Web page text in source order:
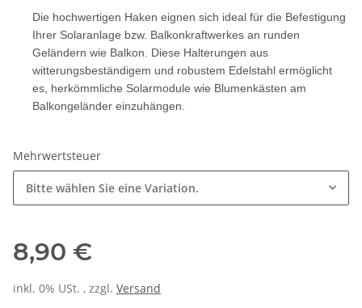
Die hochwertigen Haken eignen sich ideal für die Befestigung
Ihrer Solaranlage bzw. Balkonkraftwerkes an runden
Geländern wie Balkon. Diese Halterungen aus
witterungsbeständigem und robustem Edelstahl ermöglicht
es, herkömmliche Solarmodule wie Blumenkästen am
Balkongeländer einzuhängen.
Mehrwertsteuer
Bitte wählen Sie eine Variation.
8,90 €
inkl. 0% USt. , zzgl. Versand